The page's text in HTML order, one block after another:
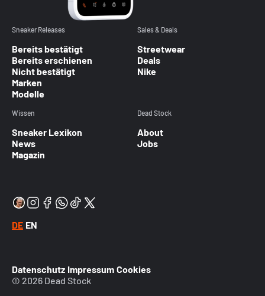
Sneaker Releases
Bereits bestätigt
Bereits erschienen
Nicht bestätigt
Marken
Modelle
Sales & Deals
Streetwear
Deals
Nike
Wissen
Sneaker Lexikon
News
Magazin
Dead Stock
About
Jobs
DE EN
Datenschutz Impressum Cookies
© 2026 Dead Stock